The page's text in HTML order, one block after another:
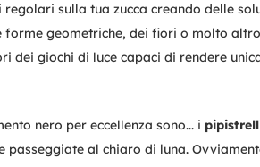
sulla tua zucca creando delle
forme geometriche, dei fiori o molto
dei giochi di luce capaci di rendere
nero per eccellenza sono... i
al chiaro di luna.